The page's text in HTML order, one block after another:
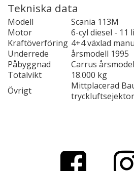
Tekniska data
Modell
Scania 113M
Motor
6-cyl diesel - 11
Kraftöverföring 4+4 växlad
Underrede
årsmodell 1995
Påbyggnad
Carrus
Totalvikt
18.000 kg
Övrigt
Mittplacerad
tryckluftsejektor